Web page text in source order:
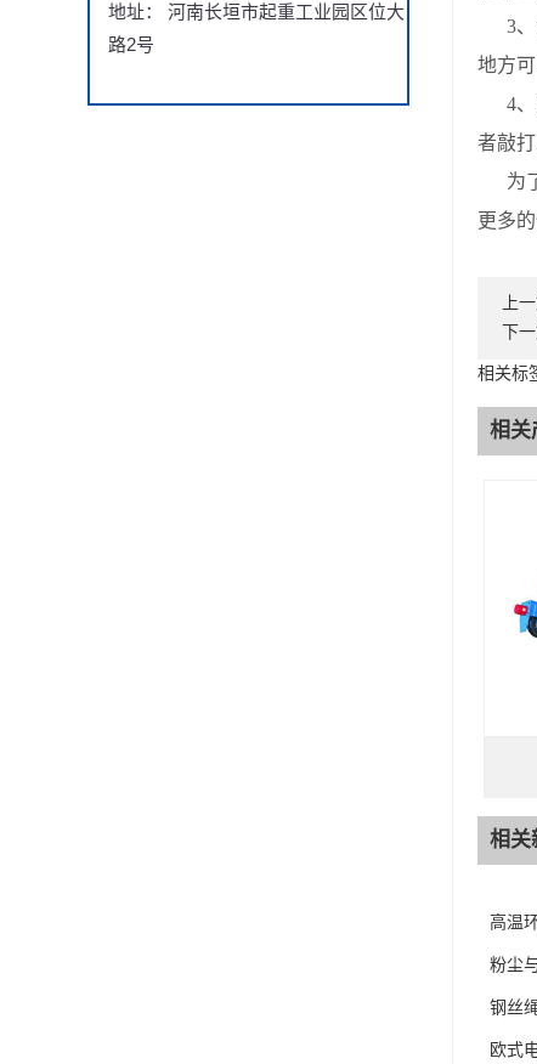
地址： 河南长垣市起重工业园区位大
路2号
3、
地方
4、
者敲
为了
更多
上
下
相关标
相关
相关
高温
粉尘
钢丝
欧式